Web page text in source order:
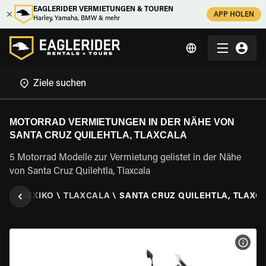
EAGLERIDER VERMIETUNGEN & TOUREN
Harley, Yamaha, BMW & mehr
APP HOLEN
MOTORRAD VERMIETUNGEN IN DER NÄHE VON
SANTA CRUZ QUILEHTLA, TLAXCALA
5 Motorrad Modelle zur Vermietung gelistet in der Nähe
von Santa Cruz Quilehtla, Tlaxcala
MEXIKO \ TLAXCALA \ SANTA CRUZ QUILEHTLA,